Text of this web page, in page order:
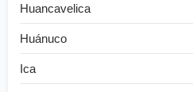
Huancavelica
Huánuco
Ica